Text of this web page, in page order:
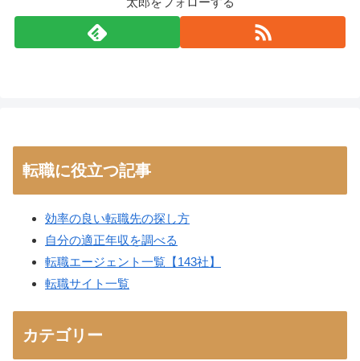
転職に役立つ記事
効率の良い転職先の探し方
自分の適正年収を調べる
転職エージェント一覧【143社】
転職サイト一覧
カテゴリー